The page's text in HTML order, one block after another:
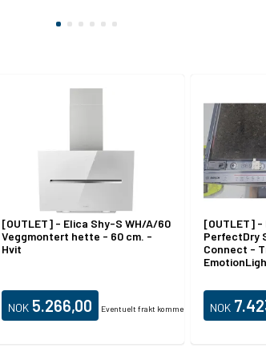
[OUTLET] - Elica Shy-S WH/A/60
Veggmontert hette - 60 cm. -
Hvit
NOK 5.266,00
Eventuelt frakt kommer i tillegg.
[OUTLET] -
PerfectDry
Connect -
NOK